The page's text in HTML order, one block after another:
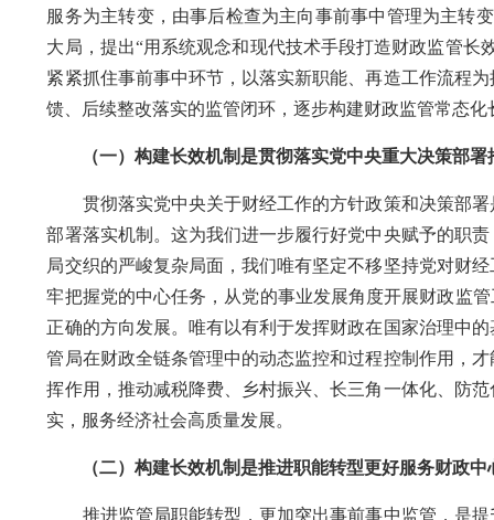
服务为主转变，由事后检查为主向事前事中管理为主转
大局，提出“用系统观念和现代技术手段打造财政监管长
紧紧抓住事前事中环节 ，以落实新职能、再造工作流程
馈、后续整改落实的监管闭环，逐步构建财政监管常态
（一）构建长效机制是贯彻落实党中央重大决策部
贯彻落实党中央关于财经工作的方针政策和决策部
部署落实机制 。 这为我们进一步履行好党中央赋予的职
局交织的严峻复杂局面，我们唯有坚定不移坚持党对财
牢把握党的中心任务，从党的事业发展角度开展财政监
正确的方向发展。唯有以有利于发挥财政在国家治理中
管局在财政全链条管理中的动态监控和过程控制作用，才
挥作用，推动减税降费、乡村振兴、长三角一体化、防范
实， 服务经济社会高质量发展。
（二）构建长效机制是推进职能转型更好服务财政
推进监管局职能转型，更加突出事前事中监管，是